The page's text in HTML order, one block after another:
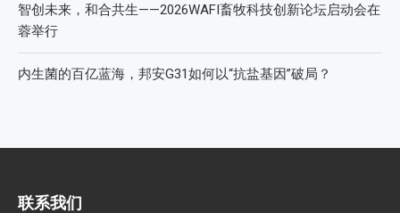
智创未来，和合共生——2026WAFI畜牧科技创新论坛启动会在
蓉举行
内生菌的百亿蓝海，邦安G31如何以“抗盐基因”破局？
联系我们